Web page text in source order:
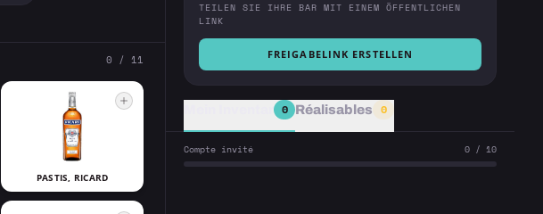
0 / 11
PASTIS, RICARD
TEILEN SIE IHRE BAR MIT EINEM ÖFFENTLICHEN
LINK
FREIGABELINK ERSTELLEN
0 Réalisables 0
Compte invité 0 / 10